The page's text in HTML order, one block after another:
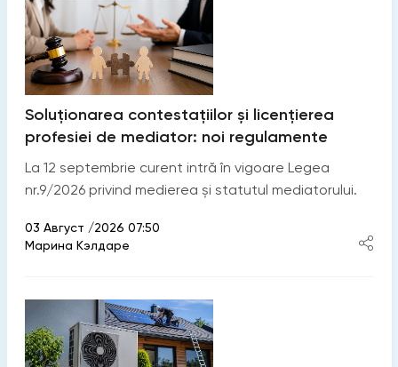
Soluționarea contestațiilor și licențierea
profesiei de mediator: noi regulamente
La 12 septembrie curent intră în vigoare Legea
nr.9/2026 privind medierea și statutul mediatorului.
03 Август /2026 07:50
Марина Кэлдаре